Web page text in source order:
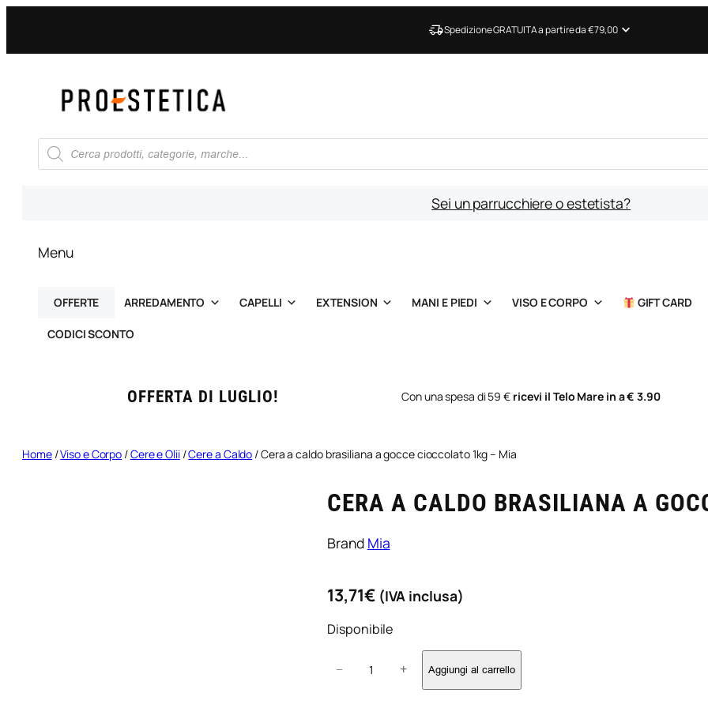
contenuto
Spedizione GRATUITA a partire da €79,00
Ricerca
prodotti
Sei un parrucchiere o estetista?
Menu
OFFERTE ARREDAMENTO CAPELLI EXTENSION MANI E PIEDI VISO E CORPO GIFT CARD
CODICI SCONTO
OFFERTA DI LUGLIO! Con una spesa di 59 € ricevi il Telo Mare in a € 3.90
Home/Viso e Corpo /Cere e Olii/Cere a Caldo / Cera a caldo brasiliana a gocce cioccolato 1kg – Mia
CERA A CALDO BRASILIANA A
Brand Mia
13,71€ (IVA inclusa)
Disponibile
− + Aggiungi al carrello